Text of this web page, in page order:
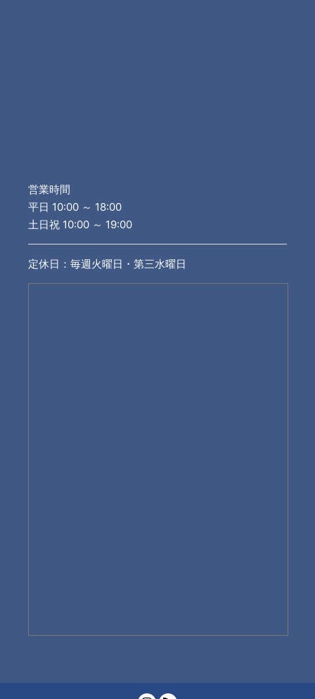
営業時間
平日 10:00 ～ 18:00
土日祝 10:00 ～ 19:00
定休日：毎週火曜日・第三水曜日